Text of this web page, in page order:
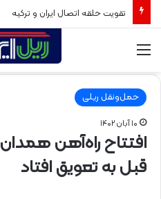
تقویت حلقه اتصال ایران و ترکیه
حمل‌ونقل ریلی
۱۰ آبان ۱۴۰۲
افتتاح راه‌آهن
قبل به تعویق افتاد